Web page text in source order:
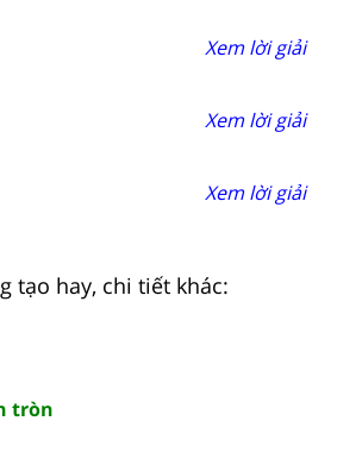
Xem lời giải
Xem lời giải
Xem lời giải
tạo hay, chi tiết khác:
tròn